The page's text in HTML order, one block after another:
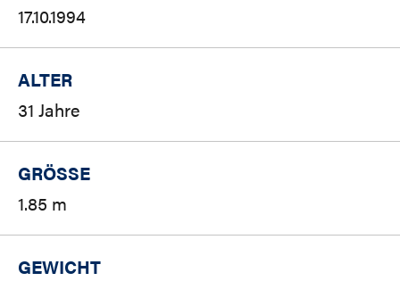
17.10.1994
ALTER
31 Jahre
GRÖSSE
1.85 m
GEWICHT